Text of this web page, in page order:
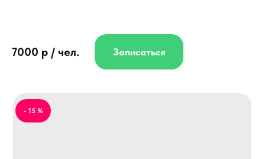
7000 р / чел. Записаться
- 15 %